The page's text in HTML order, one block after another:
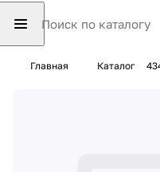
Главная Каталог